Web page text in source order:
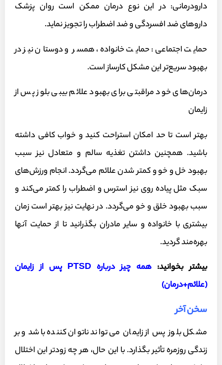
دارودرمانی: در این نوع درمان ممکن است روان پزشک
داروهای ضد افسردگی و ضد اضطراب را تجویز نماید.
حمایت اجتماعی: حمایت خانواده، همسر و دوستان نیز در
بهبود سریع‌تر این مشکل کارساز است.
درمان‌های خود مراقبتی برای بهبود علائم بیبی بلوز پس از
زایمان
بهتر است تا حد امکان استراحت کنید و خواب کافی داشته
باشید. همچنین داشتن تغذیه سالم و متعادل نیز سبب
بهبود خل و خو و کمتر شدن علائم می‌گردد. انجام ورزش‌های
سبک مثل پیاده روی نیز استرس و اضطراب را کمتر می‌کند و
سبب بهبود خلق و خو می‌گردد. در نهایت نیز بهتر است زمان
بیشتری با خانواده و سایر مادران بگذرانید تا از حمایت آنها
بهره‌مند گردید.
بیشتر بخوانید:
همه چیز درباره PTSD پس از زایمان
(علائم+درمان)
سخن آخر
مشکل بلوز پس از زایمان می تواند ناتوان کننده باشد و بر
زندگی روزمره تأثیر بگذارد. با این حال، هر چه زودتر این اختلال